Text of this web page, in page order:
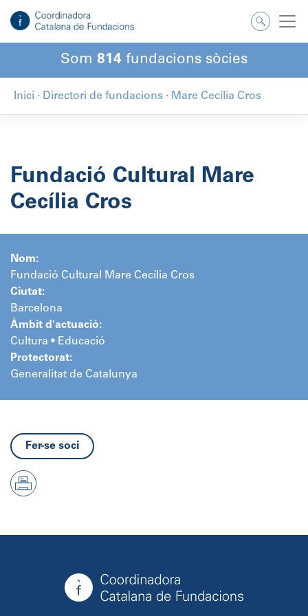
contingut
Som 814 fundacions sòcies
Inici · Directori de fundacions · Mare Cecília Cros
Fundació Cultural Mare
Cecília Cros
Nom:
Fundació Cultural Mare Cecília Cros
Ciutat:
Barcelona
Àmbit d'actuació:
Cultura • Educació
Protectorat:
Generalitat de Catalunya
Fer-se soci